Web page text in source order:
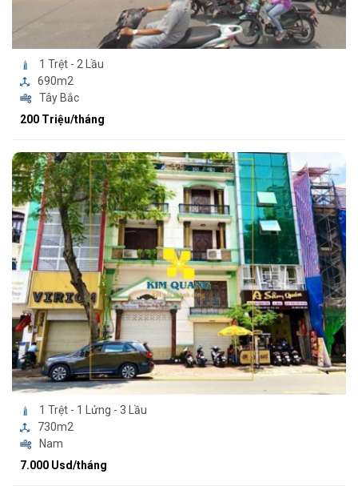
1 Trệt - 2 Lầu
690m2
Tây Bắc
200 Triệu/tháng
1 Trệt - 1 Lửng - 3 Lầu
730m2
Nam
7.000 Usd/tháng